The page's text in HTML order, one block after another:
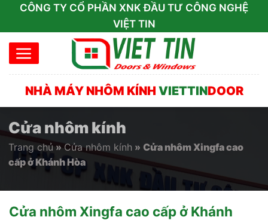
CÔNG TY CỔ PHẦN XNK ĐẦU TƯ CÔNG NGHỆ
VIỆT TIN
NHÀ MÁY NHÔM KÍNH VIETTINDOOR
Cửa nhôm kính
Trang chủ » Cửa nhôm kính » Cửa nhôm Xingfa cao
cấp ở Khánh Hòa
Cửa nhôm Xingfa cao cấp ở Khánh